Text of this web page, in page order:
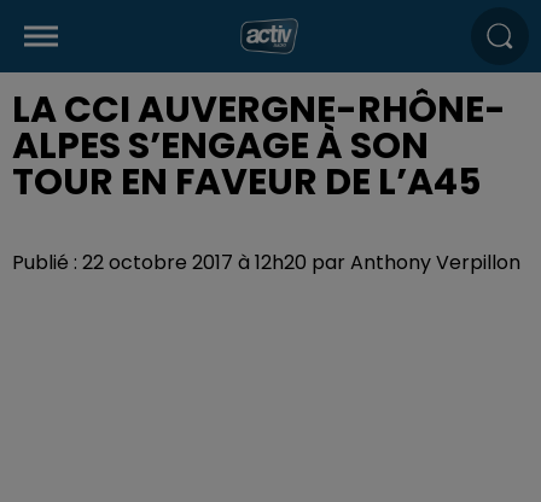
LA CCI AUVERGNE-RHÔNE-
ALPES S’ENGAGE À SON
TOUR EN FAVEUR DE L’A45
Publié : 22 octobre 2017 à 12h20 par Anthony Verpillon